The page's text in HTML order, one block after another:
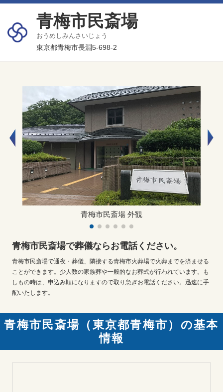
青梅市民斎場
おうめしみんさいじょう
東京都青梅市長淵5-698-2
青梅市民斎場で葬儀ならお電話ください。
青梅市民斎場で通夜・葬儀、隣接する青梅市火葬場で火葬までを済ませる
ことができます。少人数の家族葬や一般的なお葬式が行われています。も
しもの時は、申込み順になりますので取り急ぎお電話ください。迅速に手
配いたします。
青梅市民斎場 外観
青梅市民斎場（東京都青梅市）の基本
情報